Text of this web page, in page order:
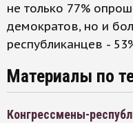
не только 77%
демократов, но и
республиканцев -
Материалы по
Конгрессмены-